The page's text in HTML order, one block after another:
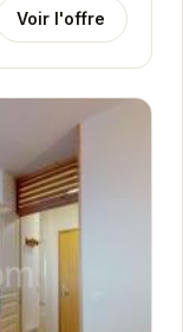
Voir l'offre